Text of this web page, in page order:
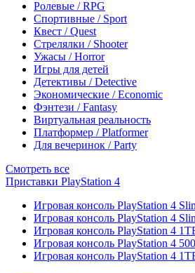
Ролевые / RPG
Спортивные / Sport
Квест / Quest
Стрелялки / Shooter
Ужасы / Horror
Игры для детей
Детективы / Detective
Экономические / Economic
Фэнтези / Fantasy
Виртуальная реальность
Платформер / Platformer
Для вечеринок / Party
Смотреть все
Приставки PlayStation 4
Игровая консоль PlayStation 4
Игровая консоль PlayStation 4
Игровая консоль PlayStation 4
Игровая консоль PlayStation 4
Игровая консоль PlayStation 4